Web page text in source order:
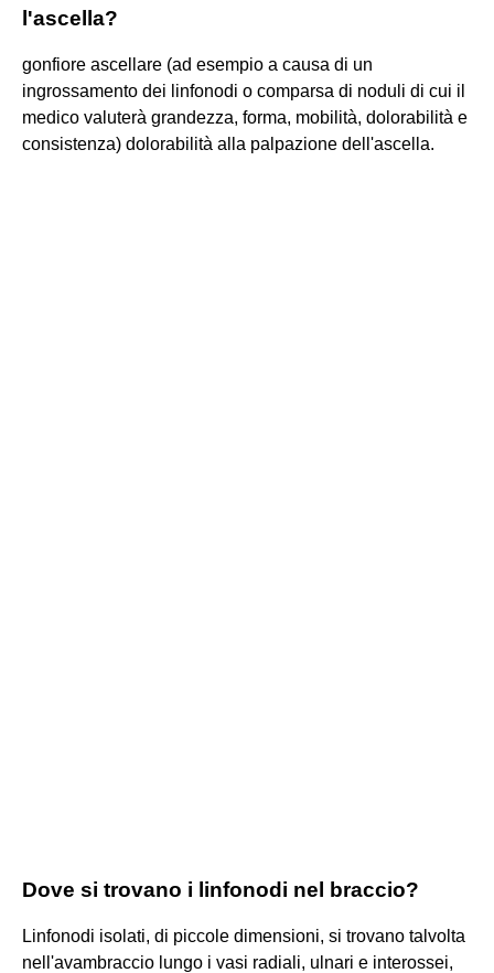
l'ascella?
gonfiore ascellare (ad esempio a causa di un
ingrossamento dei linfonodi o comparsa di noduli di cui il
medico valuterà grandezza, forma, mobilità, dolorabilità e
consistenza) dolorabilità alla palpazione dell'ascella.
Dove si trovano i linfonodi nel braccio?
Linfonodi isolati, di piccole dimensioni, si trovano talvolta
nell'avambraccio lungo i vasi radiali, ulnari e interossei,